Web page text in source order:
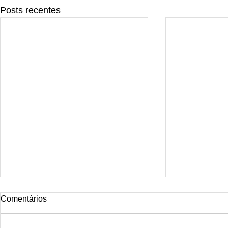
Posts recentes
Tattoo rio
Smoke Dragon Tattoo Rio is the
Comentários